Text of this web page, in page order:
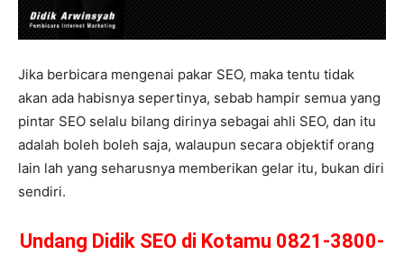
Jika berbicara mengenai pakar SEO, maka tentu tidak
akan ada habisnya sepertinya, sebab hampir semua yang
pintar SEO selalu bilang dirinya sebagai ahli SEO, dan itu
adalah boleh boleh saja, walaupun secara objektif orang
lain lah yang seharusnya memberikan gelar itu, bukan diri
sendiri.
Undang Didik SEO di Kotamu 0821-3800-